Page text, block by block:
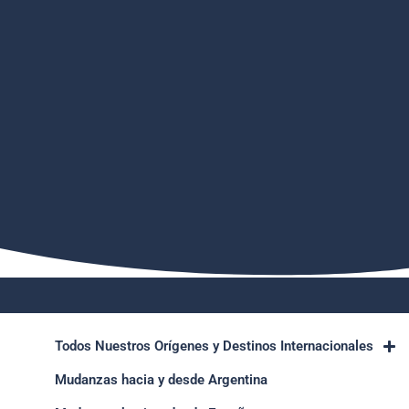
Todos Nuestros Orígenes y Destinos Internacionales
Mudanzas hacia y desde Argentina